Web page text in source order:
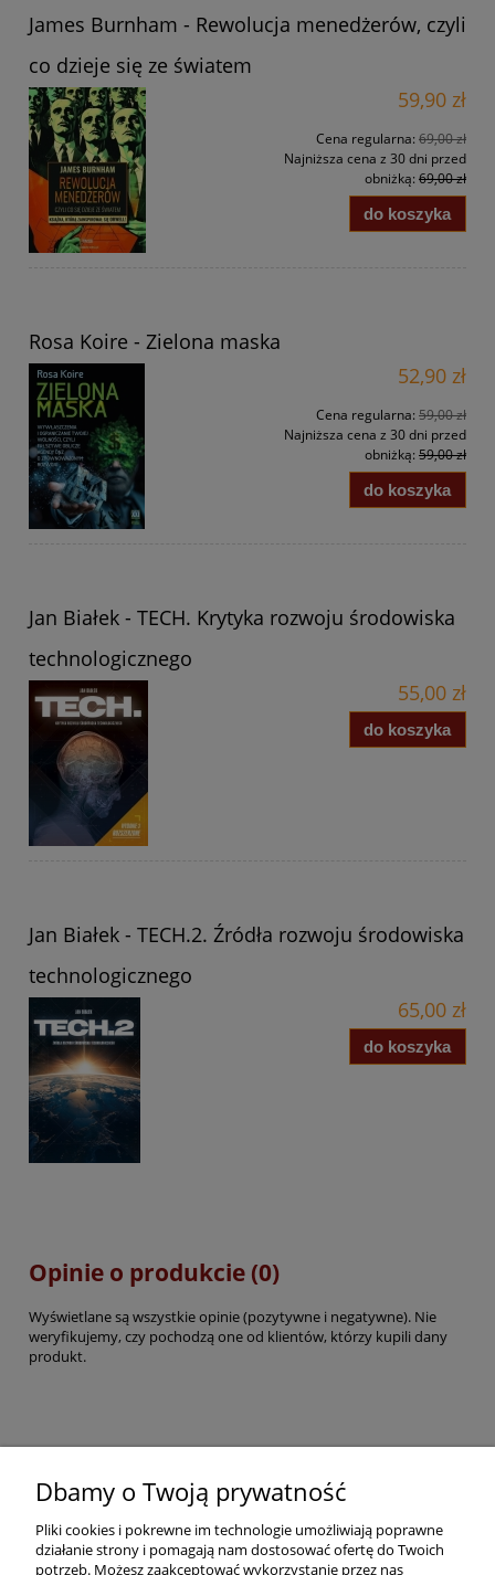
James Burnham - Rewolucja menedżerów, czyli
co dzieje się ze światem
59,90 zł
Cena regularna: 69,00 zł
Najniższa cena z 30 dni przed
obniżką: 69,00 zł
do koszyka
Rosa Koire - Zielona maska
52,90 zł
Cena regularna: 59,00 zł
Najniższa cena z 30 dni przed
obniżką: 59,00 zł
do koszyka
Jan Białek - TECH. Krytyka rozwoju środowiska
technologicznego
55,00 zł
do koszyka
Jan Białek - TECH.2. Źródła rozwoju środowiska
technologicznego
65,00 zł
do koszyka
Opinie o produkcie (0)
Wyświetlane są wszystkie opinie (pozytywne i negatywne). Nie
weryfikujemy, czy pochodzą one od klientów, którzy kupili dany
produkt.
Pomoc
Dostawa
Dbamy o Twoją prywatność
Pliki cookies i pokrewne im technologie umożliwiają poprawne
działanie strony i pomagają nam dostosować ofertę do Twoich
potrzeb. Możesz zaakceptować wykorzystanie przez nas